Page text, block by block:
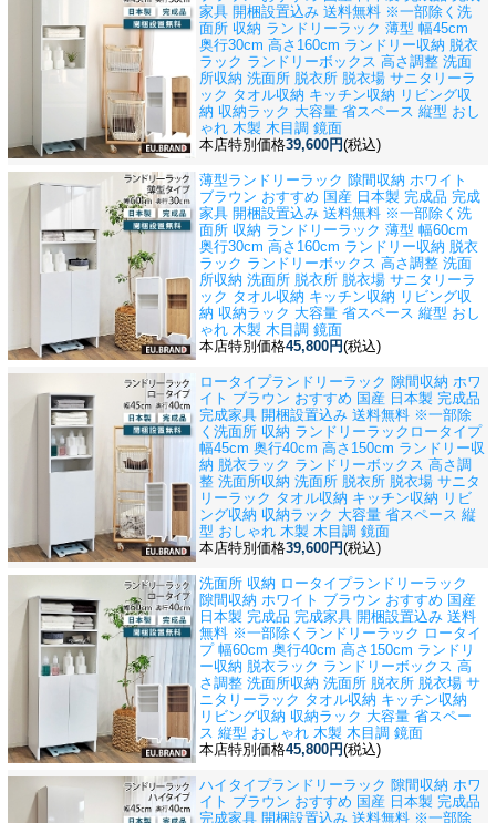
家具 開梱設置込み 送料無料 ※一部除く 洗
面所 収納 ランドリーラック 薄型 幅45cm
奥行30cm 高さ160cm ランドリー収納 脱衣
ラック ランドリーボックス 高さ調整 洗面
所収納 洗面所 脱衣所 脱衣場 サニタリーラ
ック タオル収納 キッチン収納 リビング収
納 収納ラック 大容量 省スペース 縦型 おし
ゃれ 木製 木目調 鏡面
本店特別価格39,600円(税込)
薄型ランドリーラック 隙間収納 ホワイト
ブラウン おすすめ 国産 日本製 完成品 完成
家具 開梱設置込み 送料無料 ※一部除く 洗
面所 収納 ランドリーラック 薄型 幅60cm
奥行30cm 高さ160cm ランドリー収納 脱衣
ラック ランドリーボックス 高さ調整 洗面
所収納 洗面所 脱衣所 脱衣場 サニタリーラ
ック タオル収納 キッチン収納 リビング収
納 収納ラック 大容量 省スペース 縦型 おし
ゃれ 木製 木目調 鏡面
本店特別価格45,800円(税込)
ロータイプランドリーラック 隙間収納 ホワ
イト ブラウン おすすめ 国産 日本製 完成品
完成家具 開梱設置込み 送料無料 ※一部除
く 洗面所 収納 ランドリーラックロータイプ
幅45cm 奥行40cm 高さ150cm ランドリー収
納 脱衣ラック ランドリーボックス 高さ調
整 洗面所収納 洗面所 脱衣所 脱衣場 サニタ
リーラック タオル収納 キッチン収納 リビ
ング収納 収納ラック 大容量 省スペース 縦
型 おしゃれ 木製 木目調 鏡面
本店特別価格39,600円(税込)
洗面所 収納 ロータイプランドリーラック
隙間収納 ホワイト ブラウン おすすめ 国産
日本製 完成品 完成家具 開梱設置込み 送料
無料 ※一部除く ランドリーラック ロータイ
プ 幅60cm 奥行40cm 高さ150cm ランドリ
ー収納 脱衣ラック ランドリーボックス 高
さ調整 洗面所収納 洗面所 脱衣所 脱衣場 サ
ニタリーラック タオル収納 キッチン収納
リビング収納 収納ラック 大容量 省スペー
ス 縦型 おしゃれ 木製 木目調 鏡面
本店特別価格45,800円(税込)
ハイタイプランドリーラック 隙間収納 ホワ
イト ブラウン おすすめ 国産 日本製 完成品
完成家具 開梱設置込み 送料無料 ※一部除